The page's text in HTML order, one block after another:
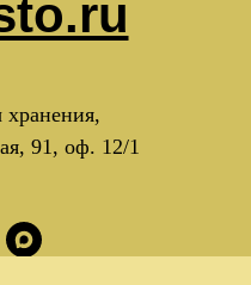
91, оф. 12/1